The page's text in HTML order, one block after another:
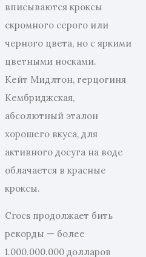
вписываются кроксы
скромного серого или
черного цвета, но с яркими
цветными носками.
Кейт Мидлтон, герцогиня
Кембриджская,
абсолютный эталон
хорошего вкуса, для
активного досуга на воде
облачается в красные
кроксы.
Crocs продолжает бить
рекорды — более
1.000.000.000 долларов